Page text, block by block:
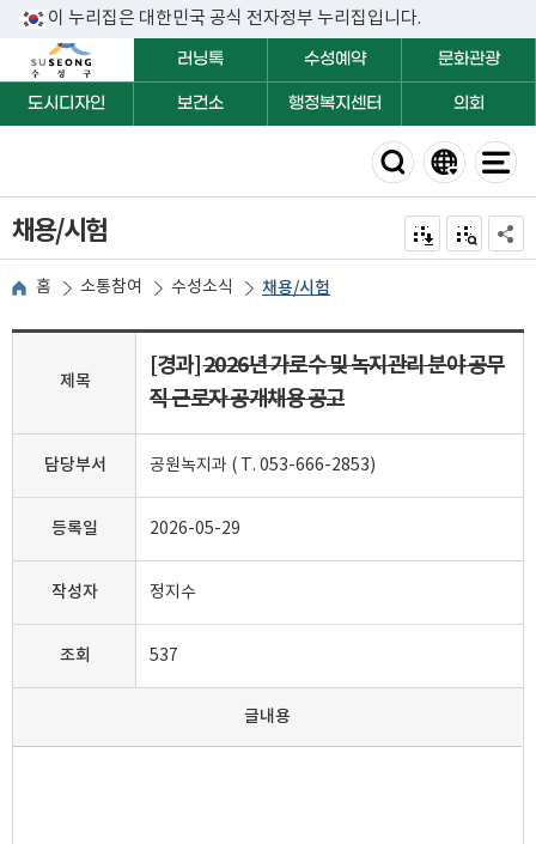
이 누리집은 대한민국 공식 전자정부 누리집입니다.
러닝톡
수성예약 문화관광
도시디자인 보건소 행정복지센터 의회
채용/시험 전자점자 내려받기
점자미리 보
공유
홈 소통참여 수성소식 채용/시험
제목
[경과]2026년 가로수 및 녹지관리 분야 공무
직 근로자 공개채용 공고
담당부서 공원녹지과 ( T. 053-666-2853)
등록일 2026-05-29
작성자 정지수
조회 537
글내용